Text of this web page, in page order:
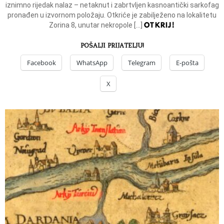
iznimno rijedak nalaz – netaknut i zabrtvljen kasnoantički sarkofag
pronađen u izvornom položaju. Otkriće je zabilježeno na lokalitetu
Zorina 8, unutar nekropole […] OTKRIJ!
POŠALJI PRIJATELJU!
Facebook WhatsApp Telegram E-pošta
X